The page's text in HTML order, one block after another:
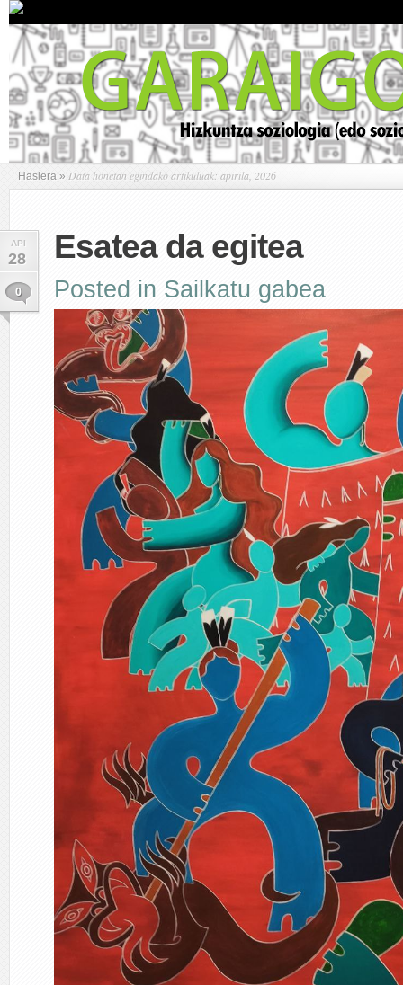
Hasiera » Data honetan egindako artikuluak: apirila, 2026
API
28
0
Esatea da egitea
Posted in Sailkatu gabea